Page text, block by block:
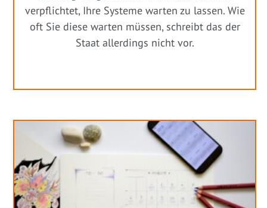
verpflichtet, Ihre Systeme warten zu lassen. Wie
oft Sie diese warten müssen, schreibt das der
Staat allerdings nicht vor.